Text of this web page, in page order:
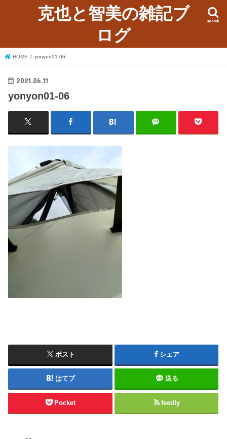
克也と智美の雑記ブ
ログ
search
HOME yonyon01-06
2021.06.11
yonyon01-06
ポスト シェア
はてブ 送る
Pocket feedly